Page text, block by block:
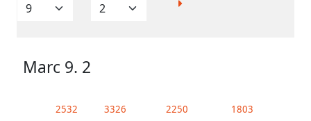
Marc 9. 2
2532 3326 2250 1803
Analyse
généraux